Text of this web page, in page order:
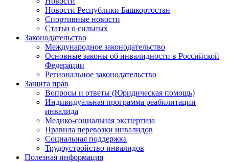
Новости Республики Башкортостан
Спортивные новости
Статьи о сильных
Законодательство
Международное законодательство
Основные законы об инвалидности в Российской
Федерации
Региональное законодательство
Защита прав
Вопросы и ответы (Юридическая помощь)
Индивидуальная программа реабилитации
инвалида
Медико-социальная экспертиза
Правила перевозки инвалидов
Социальная поддержка
Трудоустройство инвалидов
Полезная информация